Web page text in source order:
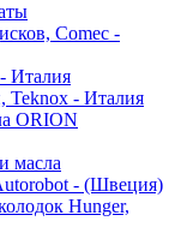
Comec -
Италия
Teknox - Италия
ORION
масла
- (Швеция)
Hunger,